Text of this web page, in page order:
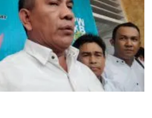
brigjen TNI calon gubernur